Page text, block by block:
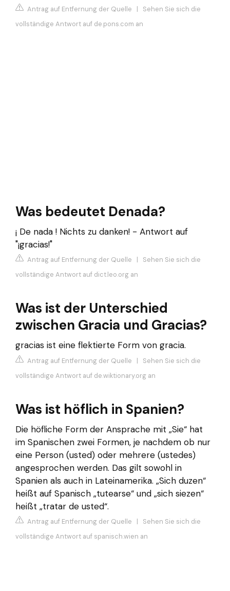
Antrag auf Entfernung der Quelle | Sehen Sie sich die
vollständige Antwort auf de.pons.com an
Was bedeutet Denada?
¡ De nada ! Nichts zu danken! - Antwort auf
"¡gracias!"
Antrag auf Entfernung der Quelle | Sehen Sie sich die
vollständige Antwort auf dict.leo.org an
Was ist der Unterschied
zwischen Gracia und Gracias?
gracias ist eine flektierte Form von gracia.
Antrag auf Entfernung der Quelle | Sehen Sie sich die
vollständige Antwort auf de.wiktionary.org an
Was ist höflich in Spanien?
Die höfliche Form der Ansprache mit „Sie“ hat
im Spanischen zwei Formen, je nachdem ob nur
eine Person (usted) oder mehrere (ustedes)
angesprochen werden. Das gilt sowohl in
Spanien als auch in Lateinamerika. „Sich duzen“
heißt auf Spanisch „tutearse“ und „sich siezen“
heißt „tratar de usted“.
Antrag auf Entfernung der Quelle | Sehen Sie sich die
vollständige Antwort auf spanisch.wien an